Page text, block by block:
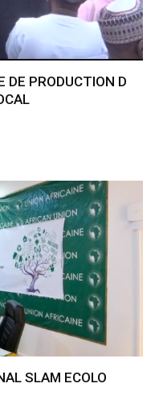
DE PRODUCTION D
SLAM ECOLO